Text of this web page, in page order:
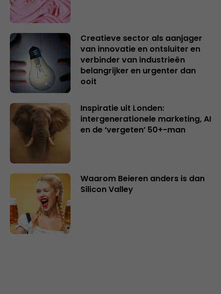
Creatieve sector als aanjager
van innovatie en ontsluiter en
verbinder van industrieën
belangrijker en urgenter dan
ooit
Inspiratie uit Londen:
intergenerationele marketing, AI
en de ‘vergeten’ 50+-man
Waarom Beieren anders is dan
Silicon Valley